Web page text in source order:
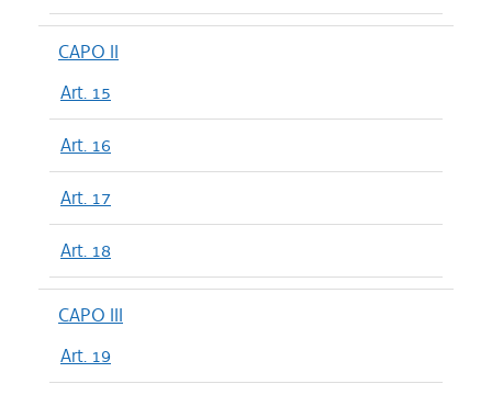
CAPO II
Art. 15
Art. 16
Art. 17
Art. 18
CAPO III
Art. 19